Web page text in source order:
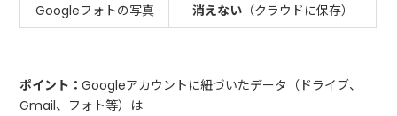
Googleフォトの写真
消えない（クラウドに保存）
ポイント：Googleアカウントに紐づいたデータ（ドライブ、
Gmail、フォト等）は